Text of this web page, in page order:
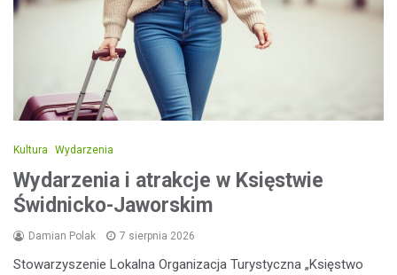
Kultura Wydarzenia
Wydarzenia i atrakcje w Księstwie
Świdnicko-Jaworskim
Damian Polak 7 sierpnia 2026
Stowarzyszenie Lokalna Organizacja Turystyczna „Księstwo